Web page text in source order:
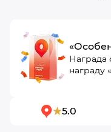
Награда
награду
5.0